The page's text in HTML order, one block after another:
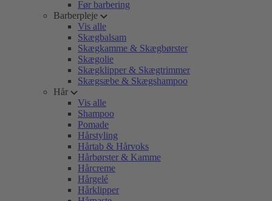
Før barbering
Barberpleje
Vis alle
Skægbalsam
Skægkamme & Skægbørster
Skægolie
Skægklipper & Skægtrimmer
Skægsæbe & Skægshampoo
Hår
Vis alle
Shampoo
Pomade
Hårstyling
Hårtab & Hårvoks
Hårbørster & Kamme
Hårcreme
Hårgelé
Hårklipper